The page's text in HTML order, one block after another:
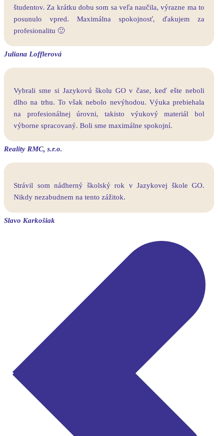
študentov. Za krátku dobu som sa veľa naučila, výrazne ma to
posunulo vpred. Maximálna spokojnosť, ďakujem za
profesionalitu 🙂
Juliana Lofflerová
Vybrali sme si Jazykovú školu GO v čase, keď ešte neboli
dlho na trhu. To však nebolo nevýhodou. Výuka prebiehala
na profesionálnej úrovni, takisto výukový materiál bol
výborne spracovaný. Boli sme maximálne spokojní.
Reality RMC, s.r.o.
Strávil som nádherný školský rok v Jazykovej škole GO.
Nikdy nezabudnem na tento zážitok.
Slavo Karkošiak